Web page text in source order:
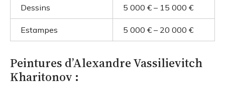
Dessins 5 000 € – 15 000 €
Estampes 5 000 € – 20 000 €
Peintures d’Alexandre Vassilievitch
Kharitonov :